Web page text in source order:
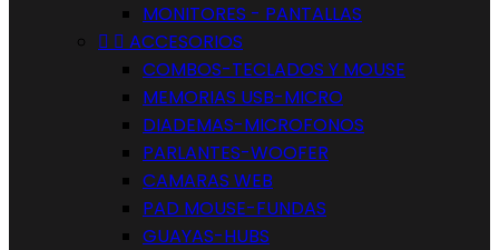
MONITORES - PANTALLAS
  ACCESORIOS
COMBOS-TECLADOS Y MOUSE
MEMORIAS USB-MICRO
DIADEMAS-MICROFONOS
PARLANTES-WOOFER
CAMARAS WEB
PAD MOUSE-FUNDAS
GUAYAS-HUBS